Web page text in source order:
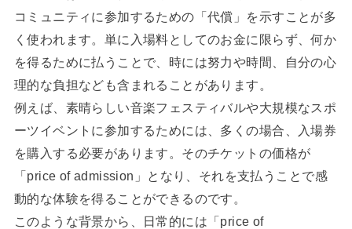
コミュニティに参加するための「代償」を示すことが多
く使われます。単に入場料としてのお金に限らず、何か
を得るために払うことで、時には努力や時間、自分の心
理的な負担なども含まれることがあります。
例えば、素晴らしい音楽フェスティバルや大規模なスポ
ーツイベントに参加するためには、多くの場合、入場券
を購入する必要があります。そのチケットの価格が
「price of admission」となり、それを支払うことで感
動的な体験を得ることができるのです。
このような背景から、日常的には「price of